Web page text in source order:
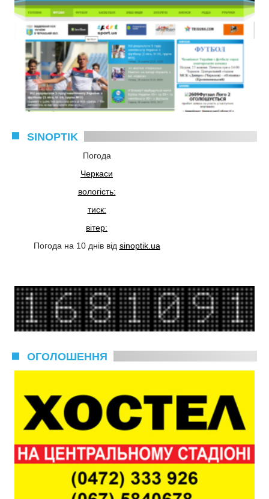
SINOPTIK
Погода
Черкаси
вологість:
тиск:
вітер:
Погода на 10 днів від sinoptik.ua
ОГОЛОШЕННЯ